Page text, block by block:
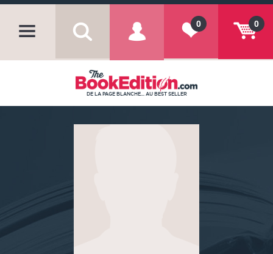
0
0
DE LA PAGE BLANCHE... AU BEST SELLER